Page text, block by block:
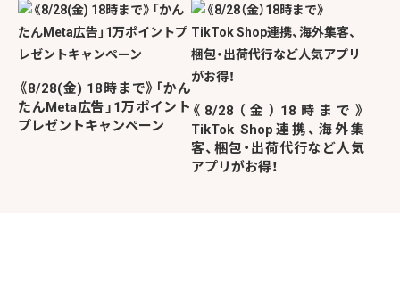
《8/28(金) 18時まで》「かん
たんMeta広告」1万ポイント
プレゼントキャンペーン
《8/28（金）18時まで》
TikTok Shop連携、海外集
客、梱包・出荷代行など人気
アプリがお得！